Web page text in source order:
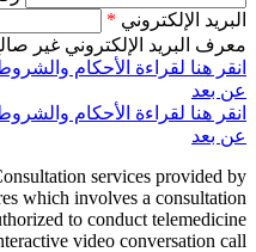
البريد الإلكتروني *
معرف البريد الإلكتروني غير
انقر هنا لقراءة الأحكام
عن بعد
انقر هنا لقراءة الأحكام
عن بعد
services provided by
which involves a consultation
to conduct telemedicine
video conversation call.